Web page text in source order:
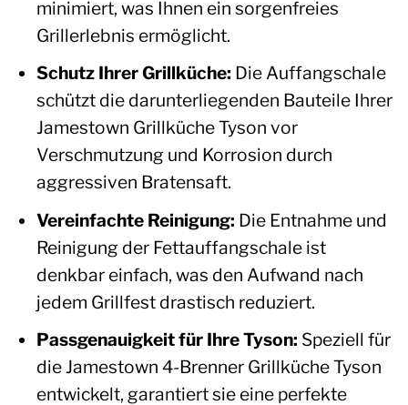
minimiert, was Ihnen ein sorgenfreies
Grillerlebnis ermöglicht.
Schutz Ihrer Grillküche: Die Auffangschale
schützt die darunterliegenden Bauteile Ihrer
Jamestown Grillküche Tyson vor
Verschmutzung und Korrosion durch
aggressiven Bratensaft.
Vereinfachte Reinigung: Die Entnahme und
Reinigung der Fettauffangschale ist
denkbar einfach, was den Aufwand nach
jedem Grillfest drastisch reduziert.
Passgenauigkeit für Ihre Tyson: Speziell für
die Jamestown 4-Brenner Grillküche Tyson
entwickelt, garantiert sie eine perfekte